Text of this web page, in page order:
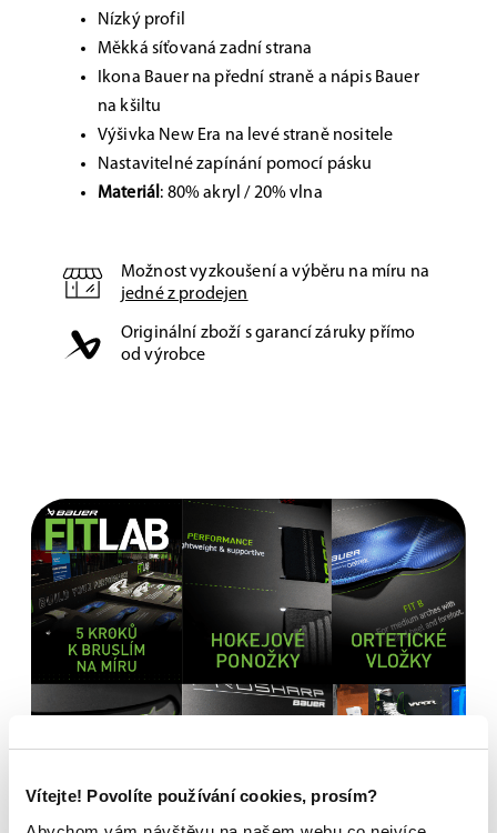
Vítejte! Povolíte používání cookies, prosím?
Nízký profil
Měkká síťovaná zadní strana
Ikona Bauer na přední straně a nápis Bauer
na kšiltu
Výšivka New Era na levé straně nositele
Nastavitelné zapínání pomocí pásku
Materiál : 80% akryl / 20% vlna
Možnost vyzkoušení a výběru na míru na
jedné z prodejen
Originální zboží s garancí záruky přímo
od výrobce